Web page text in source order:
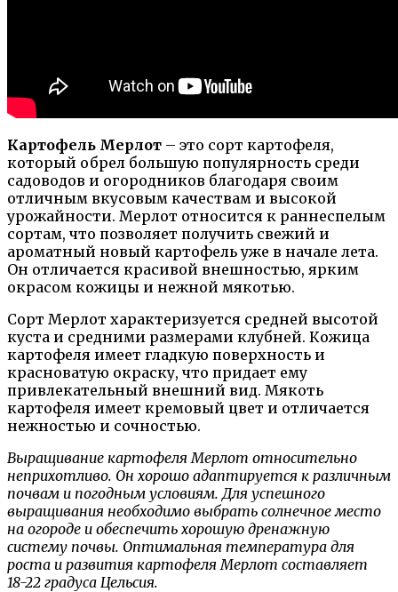
Картофель Мерлот – это сорт картофеля,
который обрел большую популярность среди
садоводов и огородников благодаря своим
отличным вкусовым качествам и высокой
урожайности. Мерлот относится к раннеспелым
сортам, что позволяет получить свежий и
ароматный новый картофель уже в начале лета.
Он отличается красивой внешностью, ярким
окрасом кожицы и нежной мякотью.
Сорт Мерлот характеризуется средней высотой
куста и средними размерами клубней. Кожица
картофеля имеет гладкую поверхность и
красноватую окраску, что придает ему
привлекательный внешний вид. Мякоть
картофеля имеет кремовый цвет и отличается
нежностью и сочностью.
Выращивание картофеля Мерлот относительно
неприхотливо. Он хорошо адаптируется к различным
почвам и погодным условиям. Для успешного
выращивания необходимо выбрать солнечное место
на огороде и обеспечить хорошую дренажную
систему почвы. Оптимальная температура для
роста и развития картофеля Мерлот составляет
18-22 градуса Цельсия.